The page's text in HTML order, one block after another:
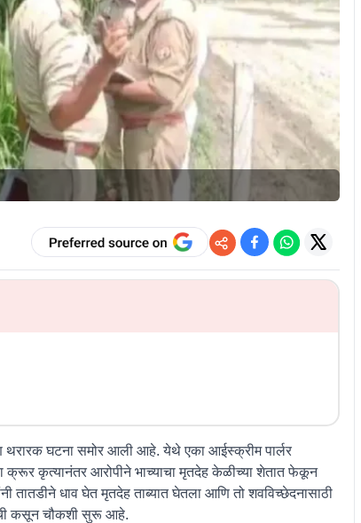
घटना समोर आली आहे. येथे एका आईस्क्रीम पार्लर
क्रूर कृत्यानंतर आरोपीने भाच्याचा मृतदेह केळीच्या शेतात फेकून
तातडीने धाव घेत मृतदेह ताब्यात घेतला आणि तो शवविच्छेदनासाठी
कसून चौकशी सुरू आहे.